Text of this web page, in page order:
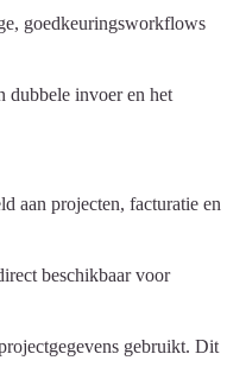
goedkeuringsworkflows
dubbele invoer en het
aan projecten, facturatie en
beschikbaar voor
gebruikt. Dit